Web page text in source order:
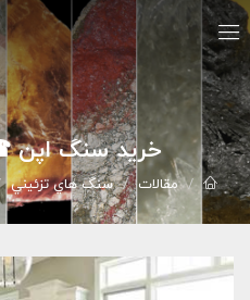
خرید سنگ اپن ☎
مقالات سنگ هاي تزئيني